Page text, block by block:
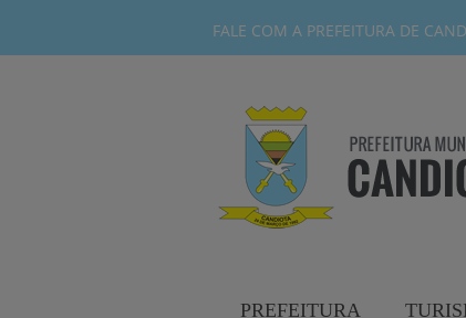
FALE COM A PREFEITURA DE
PREFEITURA